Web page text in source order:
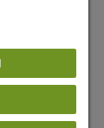
stattfinden?
nicht
verheiratet ist.
eine Pfarrerin
durch einen